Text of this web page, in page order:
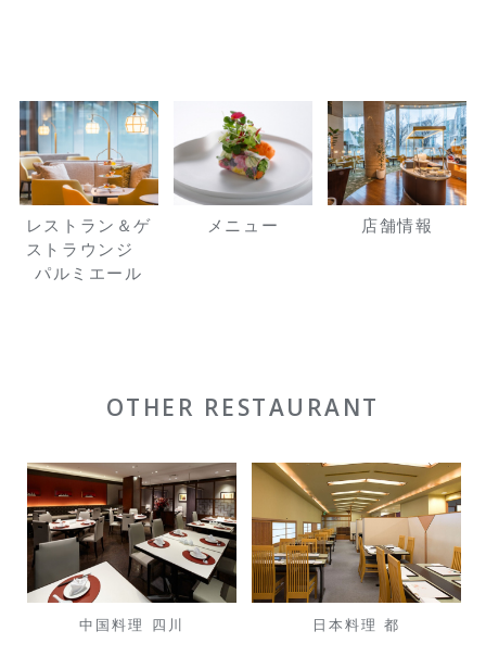
レストラン＆ゲ
ストラウンジ
パルミエール
メニュー 店舗情報
OTHER RESTAURANT
中国料理 四川 日本料理 都